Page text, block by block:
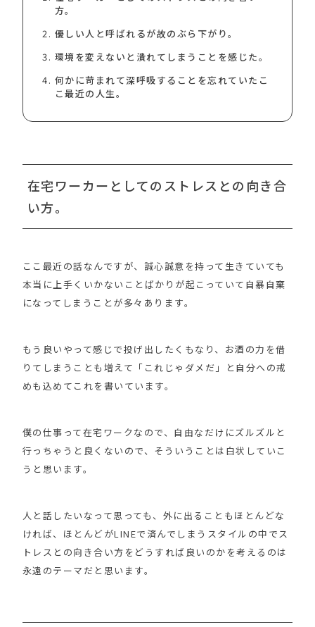
方。
優しい人と呼ばれるが故のぶら下がり。
環境を変えないと潰れてしまうことを感じた。
何かに苛まれて深呼吸することを忘れていたこ
こ最近の人生。
在宅ワーカーとしてのストレスとの向き合
い方。
ここ最近の話なんですが、誠心誠意を持って生きていても
本当に上手くいかないことばかりが起こっていて自暴自棄
になってしまうことが多々あります。
もう良いやって感じで投げ出したくもなり、お酒の力を借
りてしまうことも増えて「これじゃダメだ」と自分への戒
めも込めてこれを書いています。
僕の仕事って在宅ワークなので、自由なだけにズルズルと
行っちゃうと良くないので、そういうことは白状していこ
うと思います。
人と話したいなって思っても、外に出ることもほとんどな
ければ、ほとんどがLINEで済んでしまうスタイルの中でス
トレスとの向き合い方をどうすれば良いのかを考えるのは
永遠のテーマだと思います。